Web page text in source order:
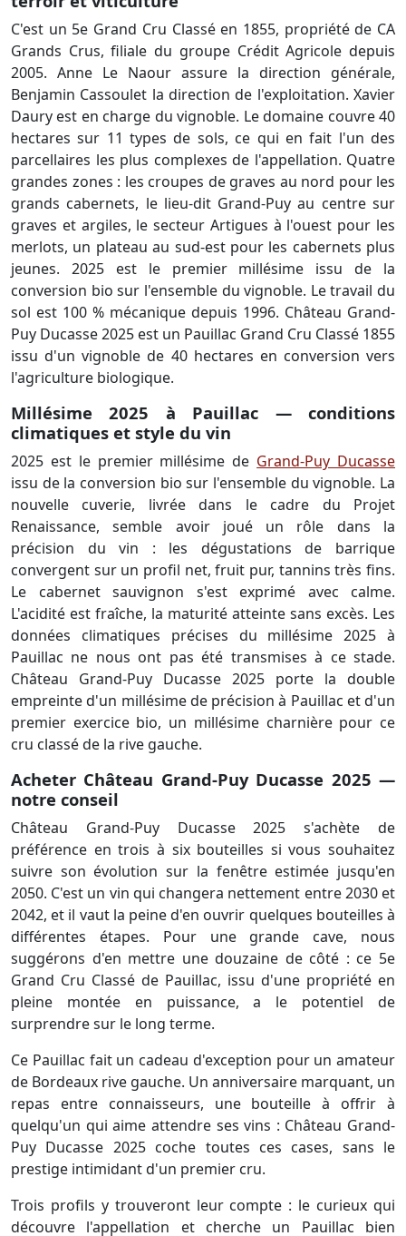
C'est un 5e Grand Cru Classé en 1855, propriété de CA
Grands Crus, filiale du groupe Crédit Agricole depuis
2005. Anne Le Naour assure la direction générale,
Benjamin Cassoulet la direction de l'exploitation. Xavier
Daury est en charge du vignoble. Le domaine couvre 40
hectares sur 11 types de sols, ce qui en fait l'un des
parcellaires les plus complexes de l'appellation. Quatre
grandes zones : les croupes de graves au nord pour les
grands cabernets, le lieu-dit Grand-Puy au centre sur
graves et argiles, le secteur Artigues à l'ouest pour les
merlots, un plateau au sud-est pour les cabernets plus
jeunes. 2025 est le premier millésime issu de la
conversion bio sur l'ensemble du vignoble. Le travail du
sol est 100 % mécanique depuis 1996. Château Grand-
Puy Ducasse 2025 est un Pauillac Grand Cru Classé 1855
issu d'un vignoble de 40 hectares en conversion vers
l'agriculture biologique.
Millésime 2025 à Pauillac — conditions
climatiques et style du vin
2025 est le premier millésime de Grand-Puy Ducasse
issu de la conversion bio sur l'ensemble du vignoble. La
nouvelle cuverie, livrée dans le cadre du Projet
Renaissance, semble avoir joué un rôle dans la
précision du vin : les dégustations de barrique
convergent sur un profil net, fruit pur, tannins très fins.
Le cabernet sauvignon s'est exprimé avec calme.
L'acidité est fraîche, la maturité atteinte sans excès. Les
données climatiques précises du millésime 2025 à
Pauillac ne nous ont pas été transmises à ce stade.
Château Grand-Puy Ducasse 2025 porte la double
empreinte d'un millésime de précision à Pauillac et d'un
premier exercice bio, un millésime charnière pour ce
cru classé de la rive gauche.
Acheter Château Grand-Puy Ducasse 2025 —
notre conseil
Château Grand-Puy Ducasse 2025 s'achète de
préférence en trois à six bouteilles si vous souhaitez
suivre son évolution sur la fenêtre estimée jusqu'en
2050. C'est un vin qui changera nettement entre 2030 et
2042, et il vaut la peine d'en ouvrir quelques bouteilles à
différentes étapes. Pour une grande cave, nous
suggérons d'en mettre une douzaine de côté : ce 5e
Grand Cru Classé de Pauillac, issu d'une propriété en
pleine montée en puissance, a le potentiel de
surprendre sur le long terme.
Ce Pauillac fait un cadeau d'exception pour un amateur
de Bordeaux rive gauche. Un anniversaire marquant, un
repas entre connaisseurs, une bouteille à offrir à
quelqu'un qui aime attendre ses vins : Château Grand-
Puy Ducasse 2025 coche toutes ces cases, sans le
prestige intimidant d'un premier cru.
Trois profils y trouveront leur compte : le curieux qui
découvre l'appellation et cherche un Pauillac bien